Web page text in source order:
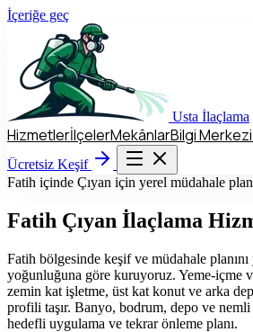
İçeriğe geç
Usta İlaçlama
HizmetlerİlçelerMekânlarBilgi Merkezi
Ücretsiz Keşif
Hizmetler İlçeler Mekânlar
Ücretsiz Keşif
Fatih içinde Çıyan için yerel müdahale
Fatih Çıyan İlaçlama
Fatih bölgesinde keşif ve müdahale
yoğunluğuna göre kuruyoruz. Yeme-içme
zemin kat işletme, üst kat konut ve arka
profili taşır. Banyo, bodrum, depo ve nemli
hedefli uygulama ve tekrar önleme planı.